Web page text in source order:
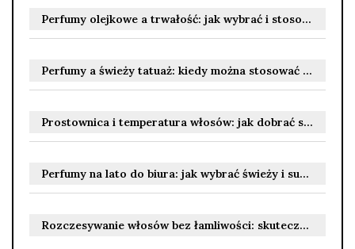
Perfumy olejkowe a trwałość: jak wybrać i stosować zapach, by cieszyć się nim dłużej
Perfumy a świeży tatuaż: kiedy można stosować zapachy i jak unikać podrażnień podczas gojenia
Prostownica i temperatura włosów: jak dobrać stopnie do rodzaju i kondycji włosów, by uniknąć uszkodzeń
Perfumy na lato do biura: jak wybrać świeży i subtelny zapach, który nie przytłacza otoczenia
Rozczesywanie włosów bez łamliwości: skuteczne techniki i kosmetyki dla różnych rodzajów włosów